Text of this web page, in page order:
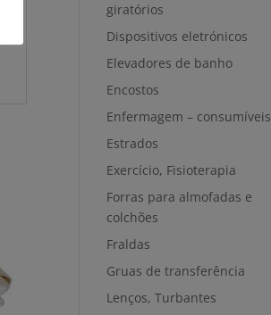
giratórios
Dispositivos eletrónicos
Elevadores de banho
Encostos
Enfermagem – consumíveis
Estrados
Exercício, Fisioterapia
Forras para almofadas e
colchões
Fraldas
Gruas de transferência
Lenços, Turbantes